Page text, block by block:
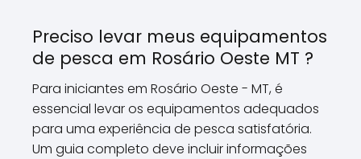
Preciso levar meus equipamentos
de pesca em Rosário Oeste MT ?
Para iniciantes em Rosário Oeste - MT, é
essencial levar os equipamentos adequados
para uma experiência de pesca satisfatória.
Um guia completo deve incluir informações